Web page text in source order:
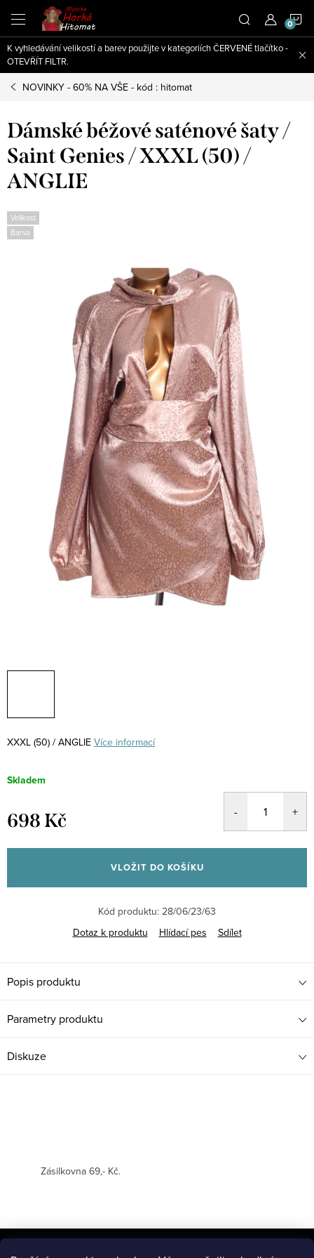
obsah
K vyhledávání velikostí a barev použijte v kategoriích ČERVENÉ tlačítko -
OTEVŘÍT FILTR.
NOVINKY - 60% NA VŠE - kód : hitomat
Dámské béžové saténové šaty /
Saint Genies / XXXL (50) /
ANGLIE
Velikost
Barva
XXXL (50) / ANGLIE Více informací
Skladem
698 Kč
cena:
VLOŽIT DO KOŠÍKU
Kód produktu: 28/06/23/63
Dotaz k produktu
Hlídací pes Sdílet
Popis produktu
Parametry produktu
Diskuze
Zásilkovna 69,- Kč.
Z